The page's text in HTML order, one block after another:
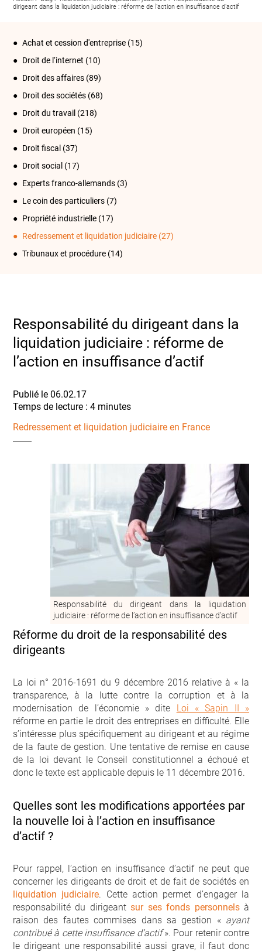
dirigeant dans la liquidation judiciaire : réforme de l’action en insuffisance d’actif
Achat et cession d'entreprise (15)
Droit de l‘internet (10)
Droit des affaires (89)
Droit des sociétés (68)
Droit du travail (218)
Droit européen (15)
Droit fiscal (37)
Droit social (17)
Experts franco-allemands (3)
Le coin des particuliers (7)
Propriété industrielle (17)
Redressement et liquidation judiciaire (27)
Tribunaux et procédure (14)
Responsabilité du dirigeant dans la
liquidation judiciaire : réforme de
l’action en insuffisance d’actif
Publié le 06.02.17
Redressement et liquidation judiciaire en France
Responsabilité du dirigeant dans la liquidation
judiciaire : réforme de l’action en insuffisance d’actif
Réforme du droit de la responsabilité des
dirigeants
La loi n° 2016-1691 du 9 décembre 2016 relative à « la
transparence, à la lutte contre la corruption et à la
modernisation de l’économie » dite Loi « Sapin II »
réforme en partie le droit des entreprises en difficulté. Elle
s’intéresse plus spécifiquement au dirigeant et au régime
de la faute de gestion. Une tentative de remise en cause
de la loi devant le Conseil constitutionnel a échoué et
donc le texte est applicable depuis le 11 décembre 2016.
Quelles sont les modifications apportées par
la nouvelle loi à l’action en insuffisance
d’actif ?
Pour rappel, l’action en insuffisance d’actif ne peut que
concerner les dirigeants de droit et de fait de sociétés en
liquidation judiciaire. Cette action permet d’engager la
responsabilité du dirigeantsur ses fonds personnelsà
raison des fautes commises dans sa gestion « ayant
contribué à cette insuffisance d’actif». Pour retenir contre
le dirigeant une responsabilité aussi grave, il faut donc